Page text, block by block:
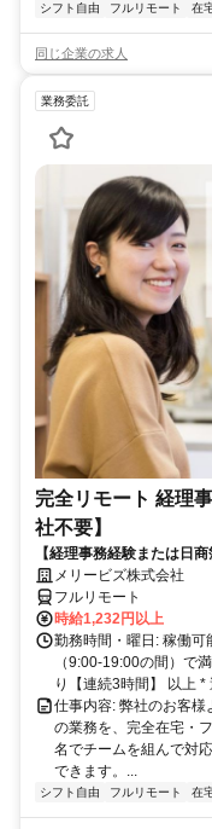
シフト自由 フルリモート 在
同じ企業の求人
業務委託
完全リモート 経理
社不要】
【経理事務経験または日
完全在宅で育児・介護中の
メリービズ株式会社
フルリモート
時給1,232円以上
勤務時間・曜日: 稼働
（9:00-19:00の間）で
り【連続3時間】 以上
仕事内容: 弊社のお客
の業務を、完全在宅・
名でチームを組んで対
できます。...
シフト自由 フルリモート 在